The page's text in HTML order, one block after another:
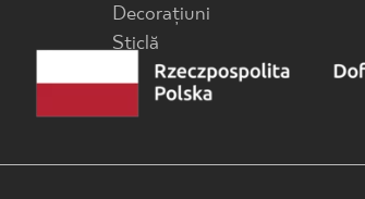
Decorațiuni
Sticlă